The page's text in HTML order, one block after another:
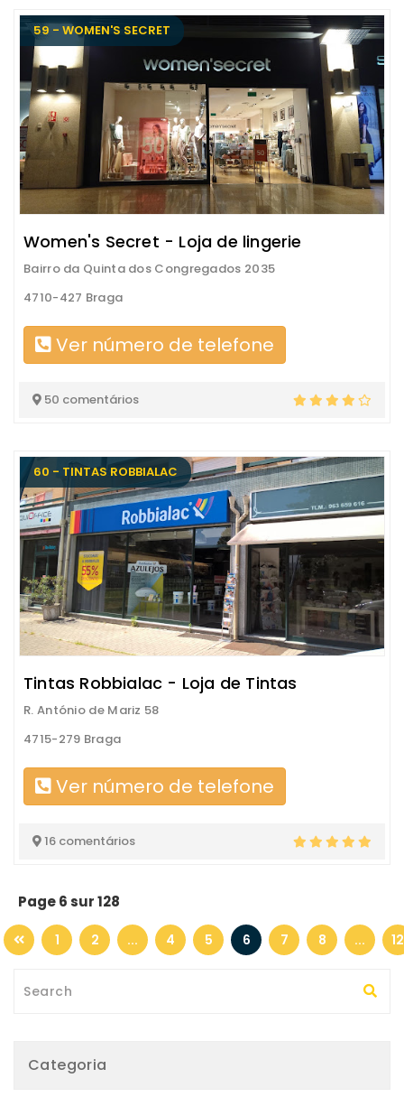
59 - WOMEN'S SECRET
Women's Secret - Loja de lingerie
Bairro da Quinta dos Congregados 2035
4710-427 Braga
Ver número de telefone
50 comentários
60 - TINTAS ROBBIALAC
Tintas Robbialac - Loja de Tintas
R. António de Mariz 58
4715-279 Braga
Ver número de telefone
16 comentários
Page 6 sur 128
1 2 ... 4 5 6 7 8 ...
Categoria